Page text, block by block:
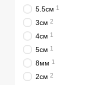
5.5см 1
3см 2
4см 1
5см 1
8мм 1
2см 2